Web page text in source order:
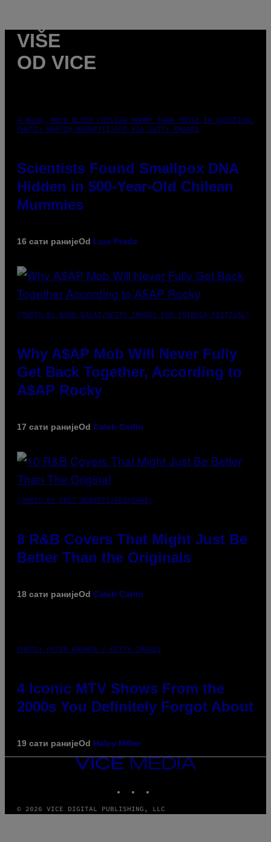
VIŠE
OD VICE
A MUCH, MUCH OLDER CHILEAN MUMMY THAN THOSE IN QUESTION.
PHOTO: MARTIN BERNETTI/AFP VIA GETTY IMAGES
Scientists Found Smallpox DNA
Hidden in 500-Year-Old Chilean
Mummies
16 сати ранијеOd Luis Prada
(PHOTO BY NOAM GALAI/GETTY IMAGES FOR TRIBECA FESTIVAL)
Why A$AP Mob Will Never Fully
Get Back Together, According to
A$AP Rocky
17 сати ранијеOd Caleb Catlin
(PHOTO BY EBET ROBERTS/REDFERNS)
8 R&B Covers That Might Just Be
Better Than the Originals
18 сати ранијеOd Caleb Catlin
PHOTO: PETER KRAMER / GETTY IMAGES
4 Iconic MTV Shows From the
2000s You Definitely Forgot About
19 сати ранијеOd Haley Miller
VICE
MEDIA
© 2026 VICE DIGITAL PUBLISHING, LLC